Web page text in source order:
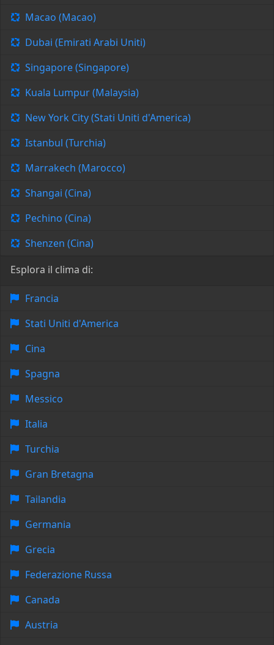
Macao (Macao)
Dubai (Emirati Arabi Uniti)
Singapore (Singapore)
Kuala Lumpur (Malaysia)
New York City (Stati Uniti d'America)
Istanbul (Turchia)
Marrakech (Marocco)
Shangai (Cina)
Pechino (Cina)
Shenzen (Cina)
Esplora il clima di:
Francia
Stati Uniti d'America
Cina
Spagna
Messico
Italia
Turchia
Gran Bretagna
Tailandia
Germania
Grecia
Federazione Russa
Canada
Austria